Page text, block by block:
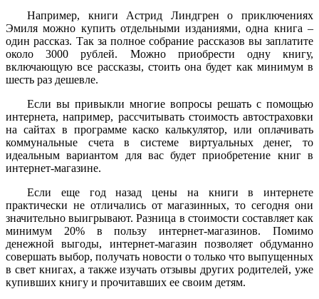
Например, книги Астрид Линдгрен о приключениях
Эмиля можно купить отдельными изданиями, одна книга –
один рассказ. Так за полное собрание рассказов вы заплатите
около 3000 рублей. Можно приобрести одну книгу,
включающую все рассказы, стоить она будет как минимум в
шесть раз дешевле.
Если вы привыкли многие вопросы решать с помощью
интернета, например, рассчитывать стоимость автостраховки
на сайтах в программе каско калькулятор, или оплачивать
коммунальные счета в системе виртуальных денег, то
идеальным вариантом для вас будет приобретение книг в
интернет-магазине.
Если еще год назад цены на книги в интернете
практически не отличались от магазинных, то сегодня они
значительно выигрывают. Разница в стоимости составляет как
минимум 20% в пользу интернет-магазинов. Помимо
денежной выгоды, интернет-магазин позволяет обдуманно
совершать выбор, получать новости о только что выпущенных
в свет книгах, а также изучать отзывы других родителей, уже
купивших книгу и прочитавших ее своим детям.